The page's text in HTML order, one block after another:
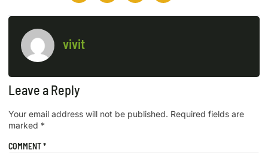
vivit
Leave a Reply
Your email address will not be published. Required fields are
marked *
COMMENT*